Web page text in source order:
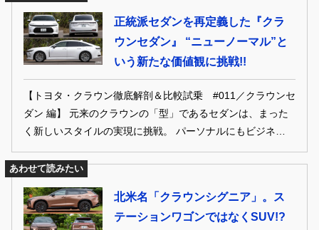
正統派セダンを再定義した『クラ
ウンセダン』 “ニューノーマル”と
いう新たな価値観に挑戦!!
【トヨタ・クラウン徹底解剖＆比較試乗 #011／クラウンセ
ダン 編】 元来のクラウンの「型」であるセダンは、まった
く新しいスタイルの実現に挑戦。 パーソナルにもビジネスに
あわせて読みたい
北米名「クラウンシグニア」。ス
テーションワゴンではなくSUV!?